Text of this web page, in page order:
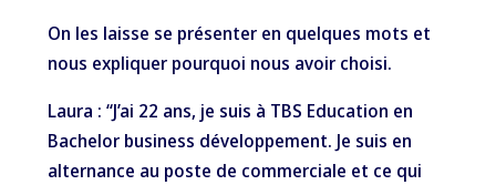
On les laisse se présenter en quelques mots et
nous expliquer pourquoi nous avoir choisi.
Laura : “J’ai 22 ans, je suis à TBS Education en
Bachelor business développement. Je suis en
alternance au poste de commerciale et ce qui